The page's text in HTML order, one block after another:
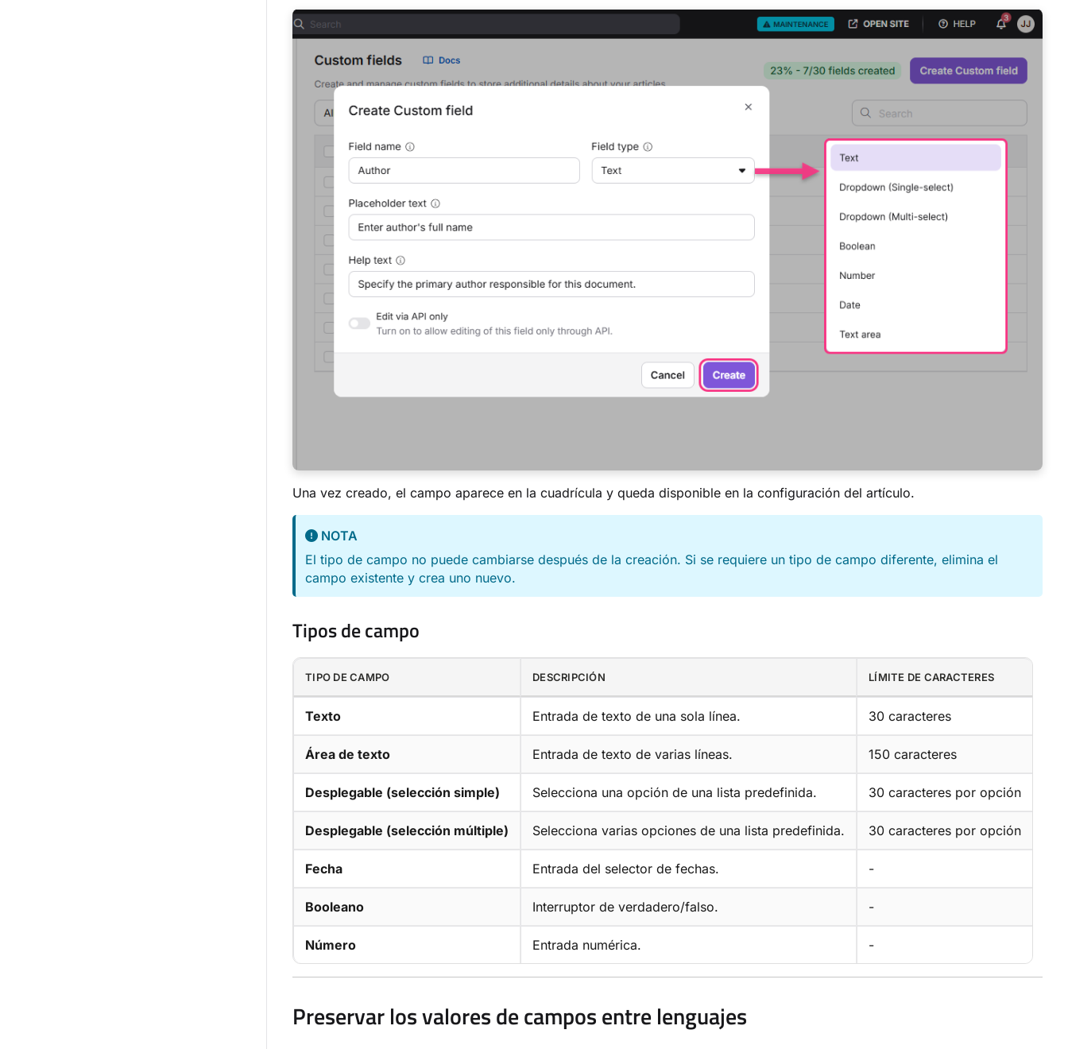
Una vez creado, el campo aparece en la cuadrícula y queda disponible en la configuración del artículo.
NOTA
El tipo de campo no puede cambiarse después de la creación. Si se requiere un tipo de campo diferente, elimina el
campo existente y crea uno nuevo.
Tipos de campo
TIPO DE CAMPO DESCRIPCIÓN LÍMITE DE CARACTERES
Texto Entrada de texto de una sola línea. 30 caracteres
Área de texto Entrada de texto de varias líneas. 150 caracteres
Desplegable (selección simple) Selecciona una opción de una lista predefinida. 30 caracteres por opción
Desplegable (selección múltiple) Selecciona varias opciones de una lista predefinida. 30 caracteres por opción
Fecha Entrada del selector de fechas. -
Booleano Interruptor de verdadero/falso. -
Número Entrada numérica. -
Preservar los valores de campos entre lenguajes